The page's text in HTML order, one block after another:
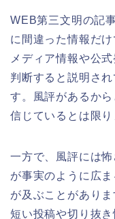
WEB第三文明の記
に間違った情報だ
メディア情報や公
判断すると説明さ
す。風評があるか
信じているとは限り
一方で、風評には
が事実のように広
が及ぶことがあり
短い投稿や切り抜